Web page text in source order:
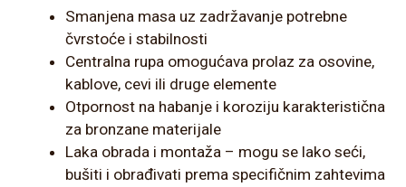
Smanjena masa uz zadržavanje potrebne
čvrstoće i stabilnosti
Centralna rupa omogućava prolaz za osovine,
kablove, cevi ili druge elemente
Otpornost na habanje i koroziju karakteristična
za bronzane materijale
Laka obrada i montaža – mogu se lako seći,
bušiti i obrađivati prema specifičnim zahtevima